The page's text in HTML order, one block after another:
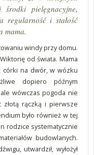
pielęgnacyjne,
regularność i stałość
mama.
windy przy domu.
od świata. Mama
córki na dwór, w wózku
dopiero późnym
wówczas pogoda nie
złotą rączką i pierwsze
było również w tej
rodzice systematycznie
budowlanych.
utwardził, wyłożył